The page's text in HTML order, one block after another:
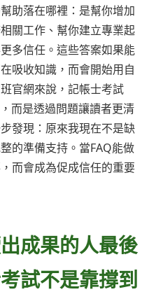
助落在哪裡：是幫你增加
關工作、幫你建立專業起
多信任。這些答案如果能
吸收知識，而會開始用自
官網來說，記帳士考試
而是透過問題讓讀者更清
發現：原來我現在不是缺
的準備支持。當FAQ能做
而會成為促成信任的重要
成果的人最後
試不是靠撐到